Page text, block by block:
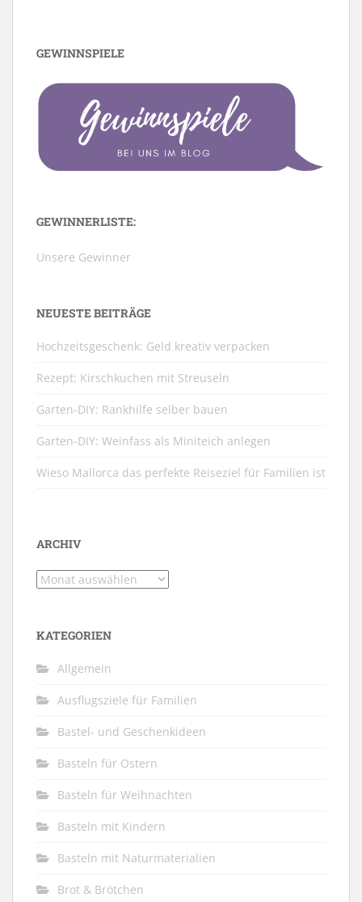
GEWINNSPIELE
GEWINNERLISTE:
Unsere Gewinner
NEUESTE BEITRÄGE
Hochzeitsgeschenk: Geld kreativ verpacken
Rezept: Kirschkuchen mit Streuseln
Garten-DIY: Rankhilfe selber bauen
Garten-DIY: Weinfass als Miniteich anlegen
Wieso Mallorca das perfekte Reiseziel für Familien ist
ARCHIV
Archiv
KATEGORIEN
Allgemein
Ausflugsziele für Familien
Bastel- und Geschenkideen
Basteln für Ostern
Basteln für Weihnachten
Basteln mit Kindern
Basteln mit Naturmaterialien
Brot & Brötchen